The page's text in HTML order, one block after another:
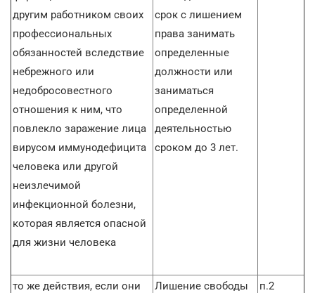
другим работником своих
профессиональных
обязанностей вследствие
небрежного или
недобросовестного
отношения к ним, что
повлекло заражение лица
вирусом иммунодефицита
человека или другой
неизлечимой
инфекционной болезни,
которая является опасной
для жизни человека
срок с лишением
права занимать
определенные
должности или
заниматься
определенной
деятельностью
сроком до 3 лет.
то же действия, если они
Лишение свободы
п.2